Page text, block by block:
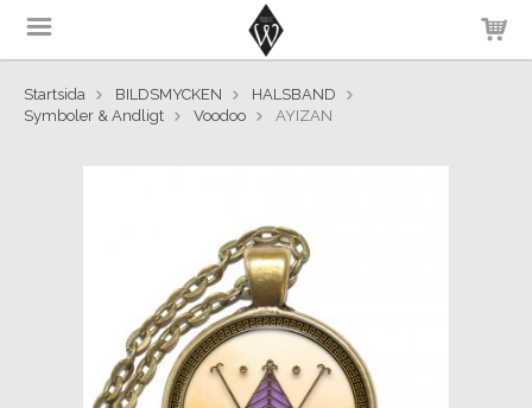
Startsida BILDSMYCKEN
HALSBAND
Symboler & Andligt
Voodoo AYIZAN